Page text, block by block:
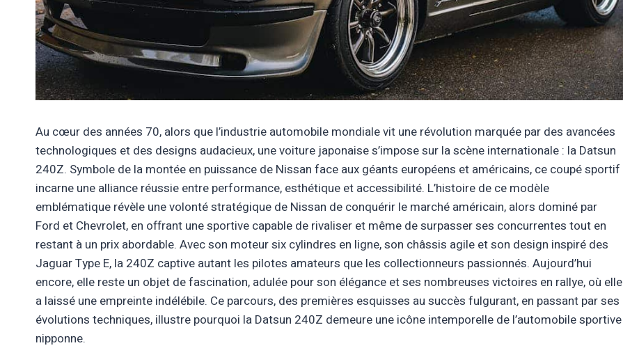
Au cœur des années 70, alors que l’industrie automobile mondiale vit une révolution marquée par des avancées
technologiques et des designs audacieux, une voiture japonaise s’impose sur la scène internationale : la Datsun
240Z. Symbole de la montée en puissance de Nissan face aux géants européens et américains, ce coupé sportif
incarne une alliance réussie entre performance, esthétique et accessibilité. L’histoire de ce modèle
emblématique révèle une volonté stratégique de Nissan de conquérir le marché américain, alors dominé par
Ford et Chevrolet, en offrant une sportive capable de rivaliser et même de surpasser ses concurrentes tout en
restant à un prix abordable. Avec son moteur six cylindres en ligne, son châssis agile et son design inspiré des
Jaguar Type E, la 240Z captive autant les pilotes amateurs que les collectionneurs passionnés. Aujourd’hui
encore, elle reste un objet de fascination, adulée pour son élégance et ses nombreuses victoires en rallye, où elle
a laissé une empreinte indélébile. Ce parcours, des premières esquisses au succès fulgurant, en passant par ses
évolutions techniques, illustre pourquoi la Datsun 240Z demeure une icône intemporelle de l’automobile sportive
nipponne.